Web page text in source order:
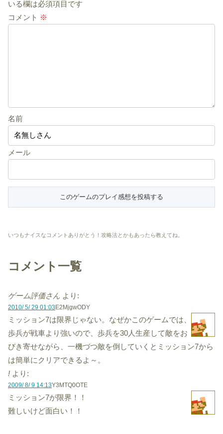
いる欄は必須項目です
コメント ※
名前
メール
いつもナイスなコメントありがとう！攻略法とかもあったら教えてね。
コメント一覧
ゲーム評価さん より:
2010/ 5/ 29 01:03E2MjgwODY
ミッション7は限界じゃない。なぜかこのゲームでは、
歩兵が戦車より強いので、歩兵を30人生産して敵をお
びき寄せながら、一機づつ敵を倒していくとミッション7から
は簡単にクリアできるよ～。
! より:
2009/ 8/ 9 14:13Y3MTQ0OTE
ミッション7が限界！！
難しいけど面白い！！